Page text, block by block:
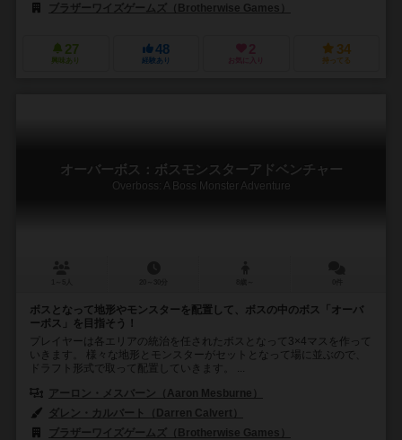
ブラザーワイズゲームズ（Brotherwise Games）
27
興味あり
48
経験あり
2
お気に入り
34
持ってる
オーバーボス：ボスモンスターアドベンチャー
Overboss: A Boss Monster Adventure
ボスとなって地形やモンスターを配置して、ボスの中のボス「オーバ
ーボス」を目指そう！
プレイヤーは各エリアの統治を任されたボスとなって3×4マスを作って
いきます。 様々な地形とモンスターがセットとなって場に並ぶので、
ドラフト形式で取って配置していきます。 ...
アーロン・メスバーン（Aaron Mesburne）
ダレン・カルバート（Darren Calvert）
ブラザーワイズゲームズ（Brotherwise Games）